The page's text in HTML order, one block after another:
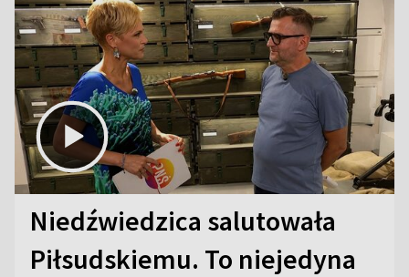
Niedźwiedzica salutowała
Piłsudskiemu. To niejedyna